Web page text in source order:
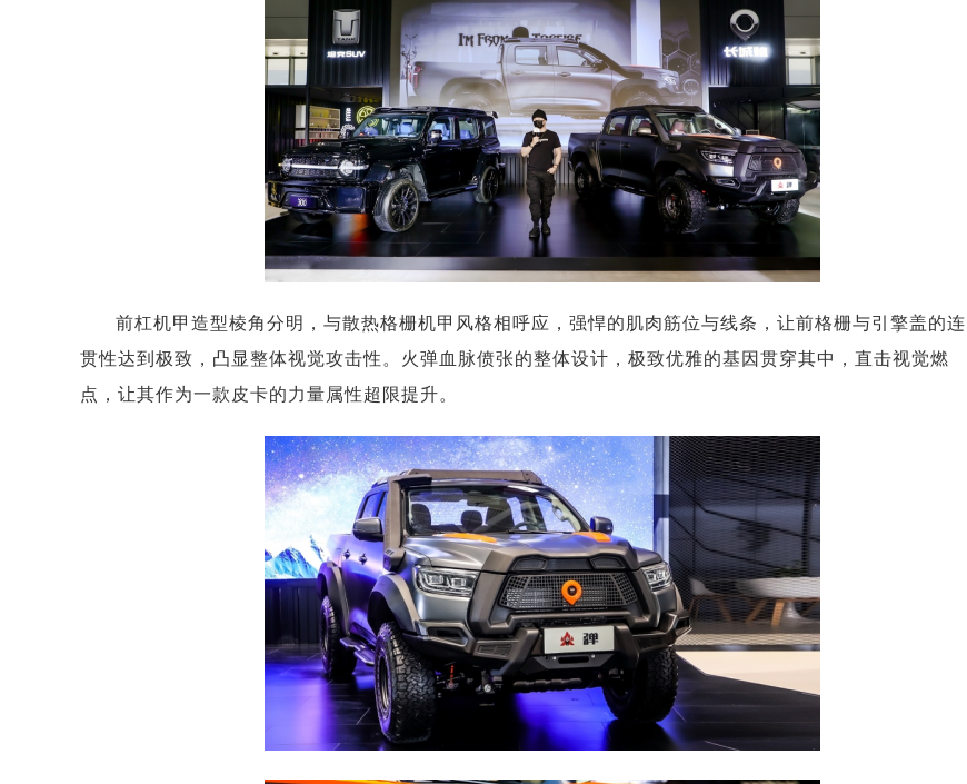
前杠机甲造型棱角分明，与散热格栅机甲风格相呼应，强悍的肌肉筋位与线条，让前格栅与引擎盖的连
贯性达到极致，凸显整体视觉攻击性。火弹血脉偾张的整体设计，极致优雅的基因贯穿其中，直击视觉燃
点，让其作为一款皮卡的力量属性超限提升。